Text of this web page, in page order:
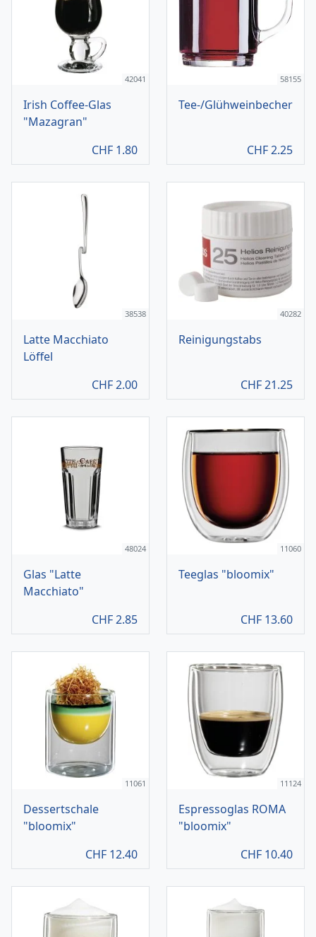
42041
Irish Coffee-Glas
"Mazagran"
CHF 1.80
58155
Tee-/Glühweinbecher
CHF2.25
38538
Latte Macchiato
Löffel
CHF2.00
40282
Reinigungstabs
CHF21.25
48024
Glas "Latte
Macchiato"
CHF2.85
11060
Teeglas "bloomix"
CHF 13.60
11061
Dessertschale
"bloomix"
CHF 12.40
11124
Espressoglas ROMA
"bloomix"
CHF 10.40